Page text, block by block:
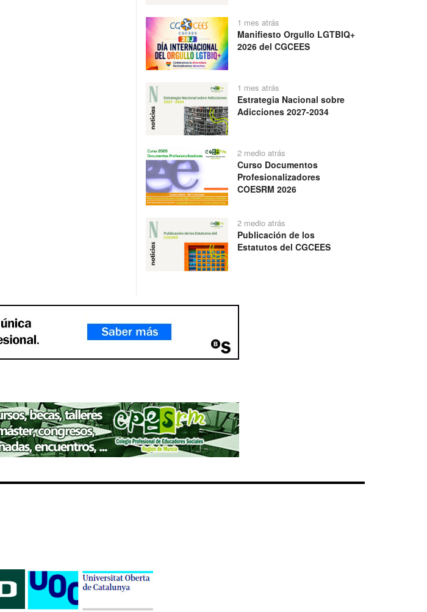
1 mes atrás
Manifiesto Orgullo LGTBIQ+
2026 del CGCEES
1 mes atrás
Estrategia Nacional sobre
Adicciones 2027-2034
2 medio atrás
Curso Documentos
Profesionalizadores
COESRM 2026
2 medio atrás
Publicación de los
Estatutos del CGCEES